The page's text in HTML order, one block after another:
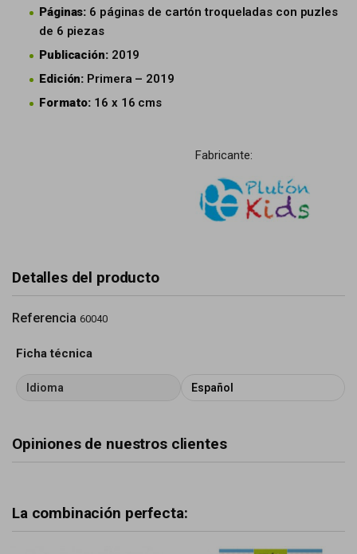
Páginas: 6 páginas de cartón troqueladas con puzles
de 6 piezas
Publicación: 2019
Edición: Primera – 2019
Formato: 16 x 16 cms
Fabricante:
Detalles del producto
Referencia 60040
Ficha técnica
Idioma Español
Opiniones de nuestros clientes
La combinación perfecta: